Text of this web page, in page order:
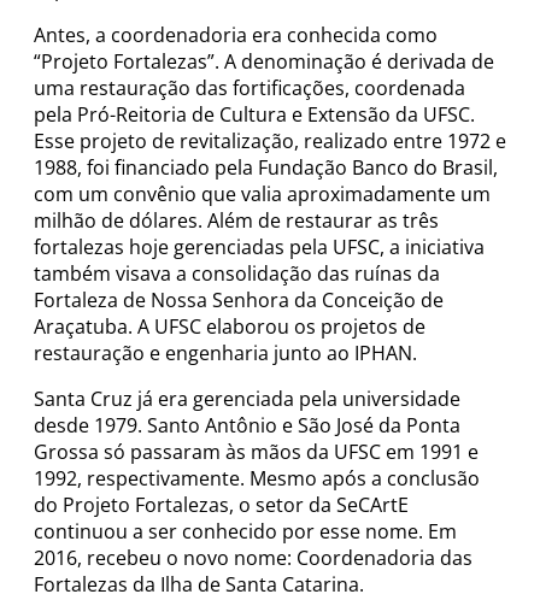
Antes, a coordenadoria era conhecida como
“Projeto Fortalezas”. A denominação é derivada de
uma restauração das fortificações, coordenada
pela Pró-Reitoria de Cultura e Extensão da UFSC.
Esse projeto de revitalização, realizado entre 1972 e
1988, foi financiado pela Fundação Banco do Brasil,
com um convênio que valia aproximadamente um
milhão de dólares. Além de restaurar as três
fortalezas hoje gerenciadas pela UFSC, a iniciativa
também visava a consolidação das ruínas da
Fortaleza de Nossa Senhora da Conceição de
Araçatuba. A UFSC elaborou os projetos de
restauração e engenharia junto ao IPHAN.
Santa Cruz já era gerenciada pela universidade
desde 1979. Santo Antônio e São José da Ponta
Grossa só passaram às mãos da UFSC em 1991 e
1992, respectivamente. Mesmo após a conclusão
do Projeto Fortalezas, o setor da SeCArtE
continuou a ser conhecido por esse nome. Em
2016, recebeu o novo nome: Coordenadoria das
Fortalezas da Ilha de Santa Catarina.